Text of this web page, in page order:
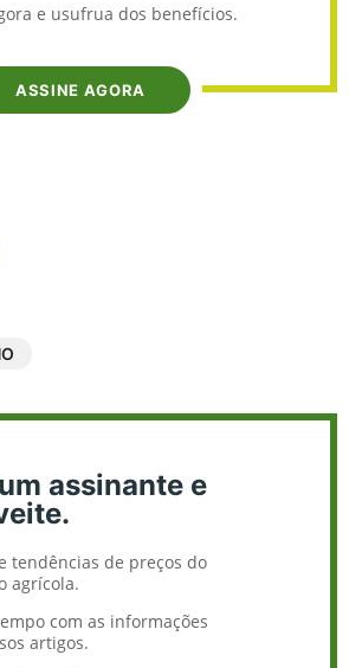
e usufrua dos benefícios.
ASSINE AGORA
assinante e
tendências de preços do
agrícola.
com as informações
artigos.